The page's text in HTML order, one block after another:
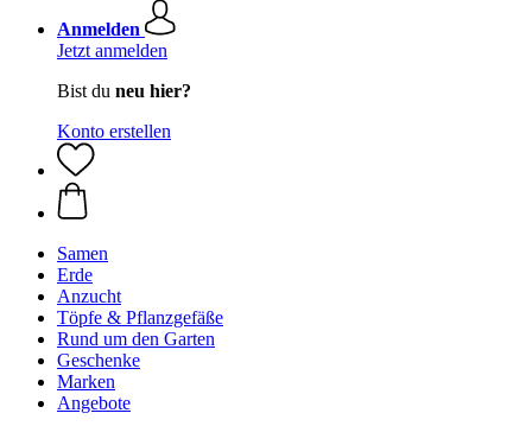
Anmelden
Jetzt anmelden
Bist du neu hier?
Konto erstellen
Samen
Erde
Anzucht
Töpfe & Pflanzgefäße
Rund um den Garten
Geschenke
Marken
Angebote